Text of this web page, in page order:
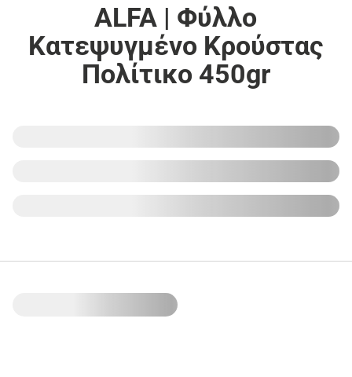
ALFA | Φύλλο
Κατεψυγμένο Κρούστας
Πολίτικο 450gr